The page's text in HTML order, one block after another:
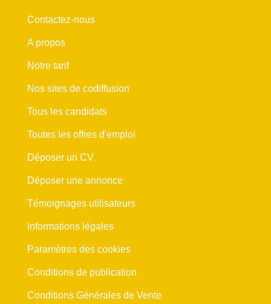
Contactez-nous
A propos
Notre tarif
Nos sites de codiffusion
Tous les candidats
Toutes les offres d'emploi
Déposer un CV
Déposer une annonce
Témoignages utilisateurs
Informations légales
Paramètres des cookies
Conditions de publication
Conditions Générales de Vente